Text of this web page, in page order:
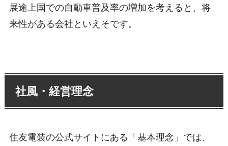
展途上国での自動車普及率の増加を考えると、将
来性がある会社といえそです。
社風・経営理念
住友電装の公式サイトにある「基本理念」では、